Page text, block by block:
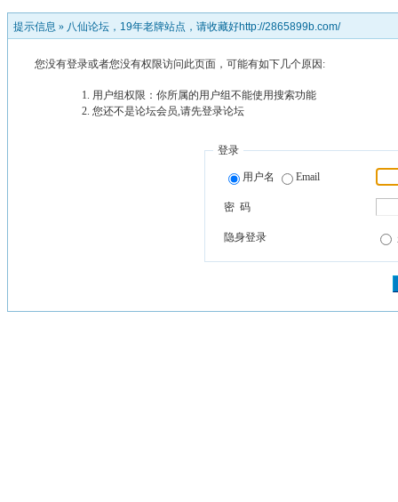
提示信息 » 八仙论坛，19年老牌站点，请收藏好http://2865899b.com/
您没有登录或者您没有权限访问此页面，可能有如下几个原因:
用户组权限：你所属的用户组不能使用搜索功能
您还不是论坛会员,请先登录论坛
登录
用户名 Email
密 码
隐身登录